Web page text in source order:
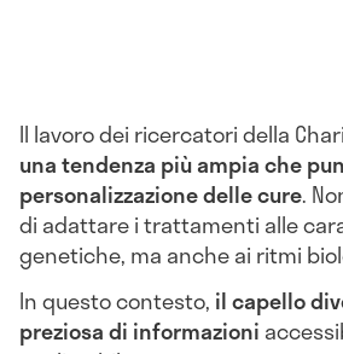
Il lavoro dei ricercatori della
una tendenza più ampia che
personalizzazione delle cure.
di adattare i trattamenti alle
genetiche, ma anche ai ritmi
In questo contesto, il capello
preziosa di informazioni